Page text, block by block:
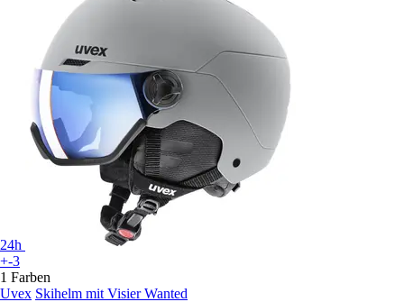
24h
+-3
1 Farben
Uvex Skihelm mit Visier Wanted